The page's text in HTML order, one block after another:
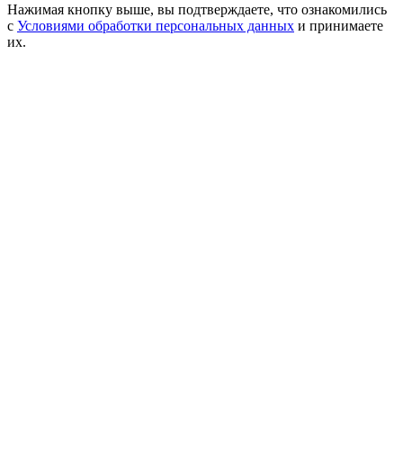
Нажимая кнопку выше, вы подтверждаете, что ознакомились
с Условиями обработки персональных данных и принимаете
их.